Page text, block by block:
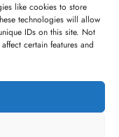
like cookies to store
technologies will allow
IDs on this site. Not
certain features and
Youtube